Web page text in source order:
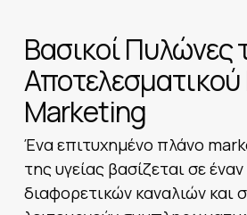
Βασικοί Πυλώνες
Αποτελεσματικού
Marketing
Ένα επιτυχημένο πλάνο
της υγείας βασίζεται σε
διαφορετικών καναλιών και